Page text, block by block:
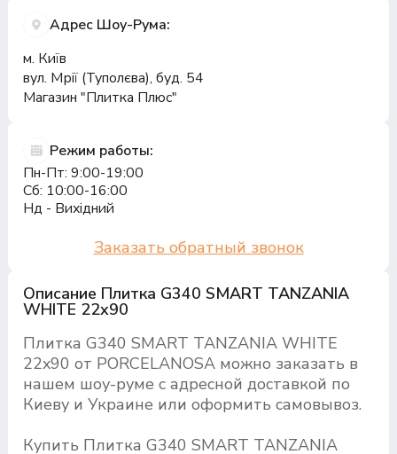
Описание Плитка G340 SMART TANZANIA
WHITE 22x90
Плитка G340 SMART TANZANIA WHITE
22x90 от PORCELANOSA можно заказать в
нашем шоу-руме с адресной доставкой по
Киеву и Украине или оформить самовывоз.
Купить Плитка G340 SMART TANZANIA
Адрес Шоу-Рума:
м. Київ
вул. Мрії (Туполєва), буд. 54
Магазин "Плитка Плюс"
Режим работы:
Пн-Пт: 9:00-19:00
Сб: 10:00-16:00
Нд - Вихідний
Заказать обратный звонок